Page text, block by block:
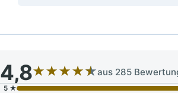
4,8★★★★★aus 285
5 ★